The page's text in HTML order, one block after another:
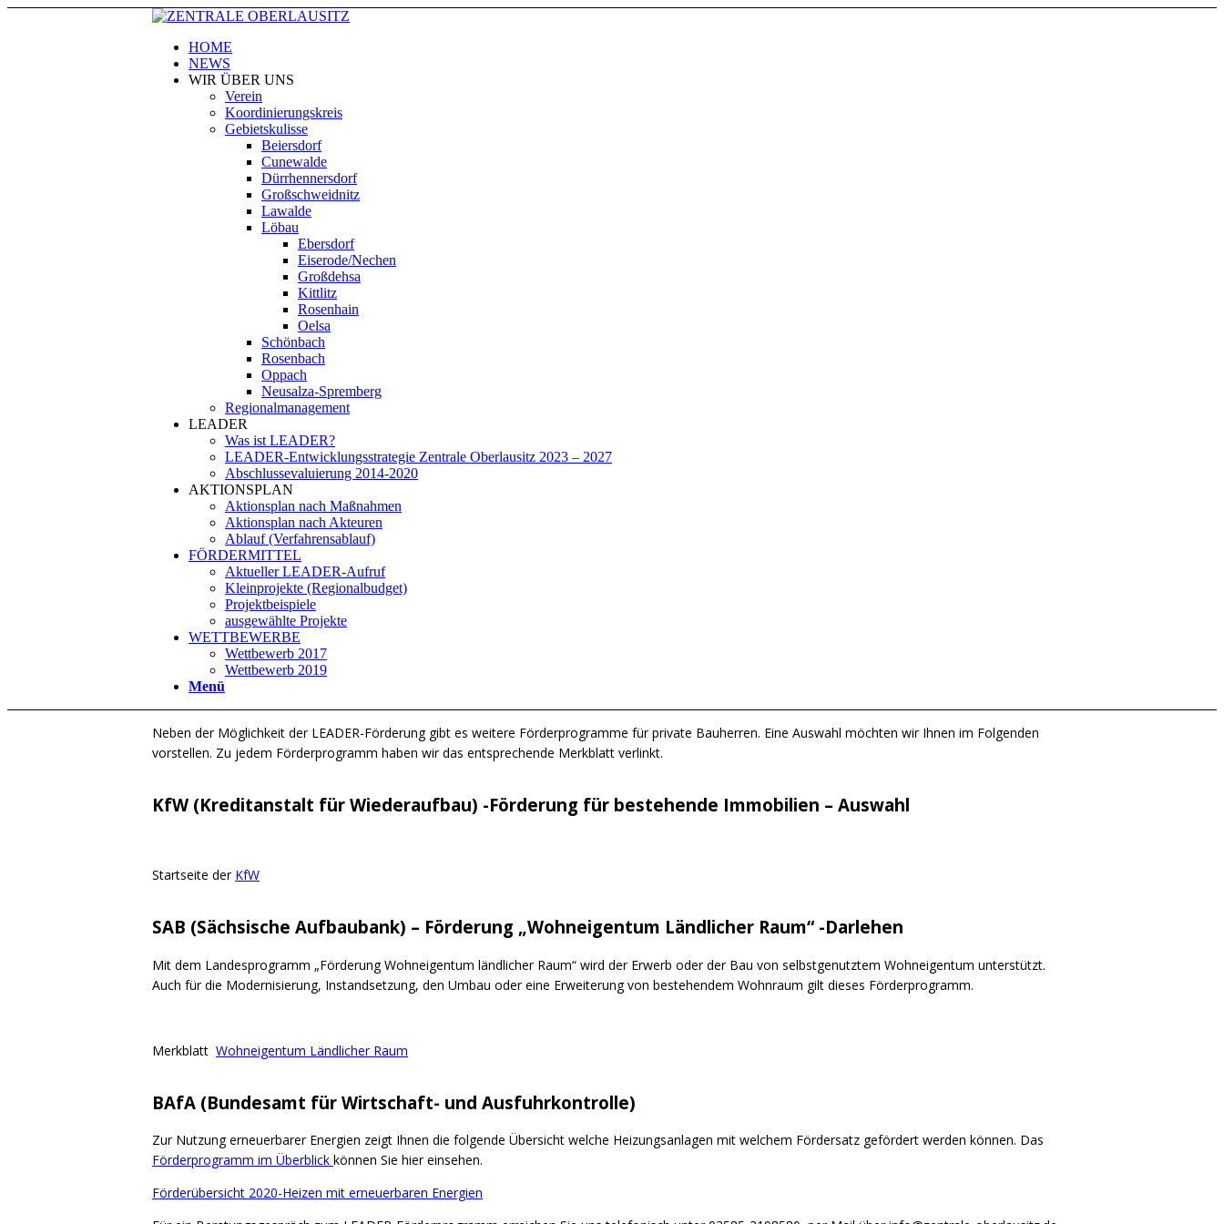
HOME
NEWS
WIR ÜBER UNS
Verein
Koordinierungskreis
Gebietskulisse
Beiersdorf
Cunewalde
Dürrhennersdorf
Großschweidnitz
Lawalde
Löbau
Ebersdorf
Eiserode/Nechen
Großdehsa
Kittlitz
Rosenhain
Oelsa
Schönbach
Rosenbach
Oppach
Neusalza-Spremberg
Regionalmanagement
LEADER
Was ist LEADER?
LEADER-Entwicklungsstrategie Zentrale Oberlausitz 2023 – 2027
Abschlussevaluierung 2014-2020
AKTIONSPLAN
Aktionsplan nach Maßnahmen
Aktionsplan nach Akteuren
Ablauf (Verfahrensablauf)
FÖRDERMITTEL
Aktueller LEADER-Aufruf
Kleinprojekte (Regionalbudget)
Projektbeispiele
ausgewählte Projekte
WETTBEWERBE
Wettbewerb 2017
Wettbewerb 2019
Menü
Neben der Möglichkeit der LEADER-Förderung gibt es weitere Förderprogramme für private Bauherren. Eine Auswahl möchten wir Ihnen im Folgenden
vorstellen. Zu jedem Förderprogramm haben wir das entsprechende Merkblatt verlinkt.
KfW (Kreditanstalt für Wiederaufbau) -Förderung für bestehende Immobilien – Auswahl
Startseite der KfW
SAB (Sächsische Aufbaubank) – Förderung „Wohneigentum Ländlicher Raum“ -Darlehen
Mit dem Landesprogramm „Förderung Wohneigentum ländlicher Raum“ wird der Erwerb oder der Bau von selbstgenutztem Wohneigentum unterstützt.
Auch für die Modernisierung, Instandsetzung, den Umbau oder eine Erweiterung von bestehendem Wohnraum gilt dieses Förderprogramm.
Merkblatt Wohneigentum Ländlicher Raum
BAfA (Bundesamt für Wirtschaft- und Ausfuhrkontrolle)
Zur Nutzung erneuerbarer Energien zeigt Ihnen die folgende Übersicht welche Heizungsanlagen mit welchem Fördersatz gefördert werden können. Das
Förderprogramm im Überblick können Sie hier einsehen.
Förderübersicht 2020-Heizen mit erneuerbaren Energien